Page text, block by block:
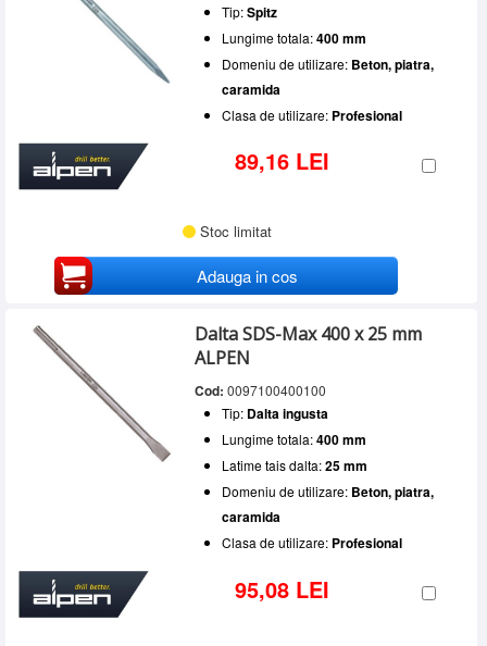
Tip:Spitz
Lungime totala:400 mm
Domeniu de utilizare: Beton, piatra,
caramida
Clasa de utilizare: Profesional
89,16 LEI
Stoc limitat
Adauga in cos
Dalta SDS-Max 400 x 25 mm
ALPEN
Cod: 0097100400100
Tip: Dalta ingusta
Lungime totala:400 mm
Latime tais dalta:25 mm
Domeniu de utilizare: Beton, piatra,
caramida
Clasa de utilizare: Profesional
95,08 LEI